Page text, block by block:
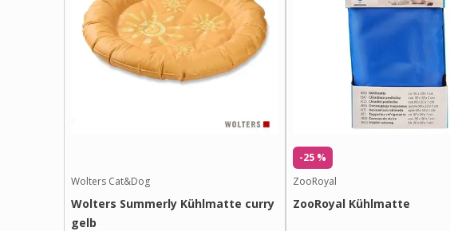
Wolters Cat&Dog
Wolters Summerly Kühlmatte curry
gelb
-25 %
ZooRoyal
ZooRoyal Kühlmatte